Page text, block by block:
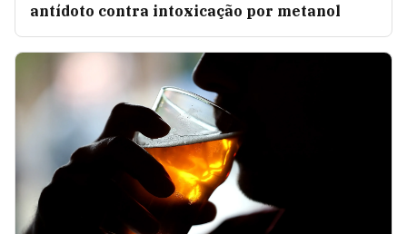
antídoto contra intoxicação por metanol